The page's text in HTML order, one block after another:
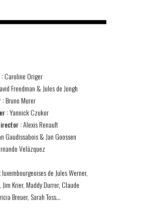
:Caroline Origer
Freedman & Jules de Jongh
:Bruno Murer
:Yannick Czukor
:Alexis Renault
Gaudissabois & Jan Goossen
Velázquez
de Jules Werner,
Krier, Maddy Durrer, Claude
Breuer, Sarah Toss…